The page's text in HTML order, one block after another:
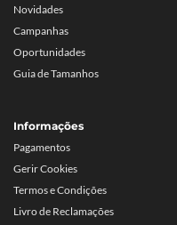
Novidades
Campanhas
Oportunidades
Guia de Tamanhos
Informações
Pagamentos
Gerir Cookies
Termos e Condições
Livro de Reclamações